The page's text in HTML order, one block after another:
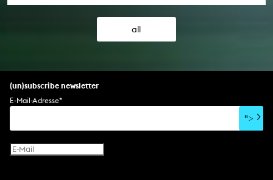
all
(un)subscribe newsletter
E-Mail-Adresse*
">